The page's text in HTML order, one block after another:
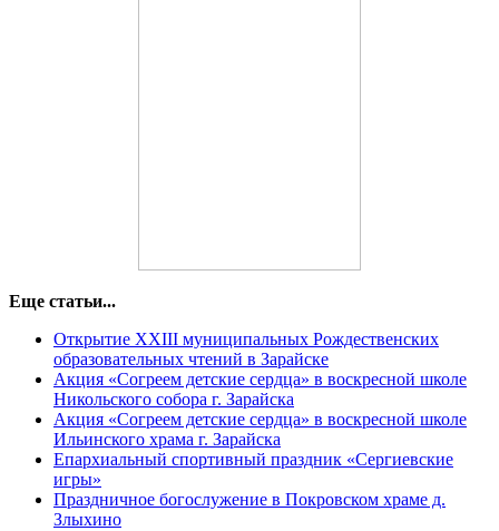
Еще статьи...
Открытие XХIII муниципальных Рождественских
образовательных чтений в Зарайске
Акция «Согреем детские сердца» в воскресной школе
Никольского собора г. Зарайска
Акция «Согреем детские сердца» в воскресной школе
Ильинского храма г. Зарайска
Епархиальный спортивный праздник «Сергиевские
игры»
Праздничное богослужение в Покровском храме д.
Злыхино